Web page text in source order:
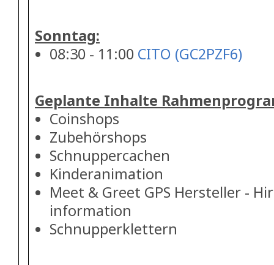
Sonntag:
08:30 - 11:00 CITO (GC2PZF6)
Geplante Inhalte
Coinshops
Zubehörshops
Schnuppercachen
Kinderanimation
Meet & Greet GPS Hersteller -
information
Schnupperklettern